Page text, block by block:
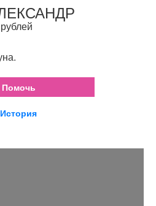
Помочь
История